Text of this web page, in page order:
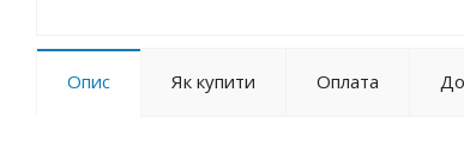
Опис Як купити Оплата